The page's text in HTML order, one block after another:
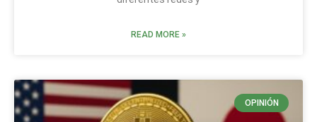
READ MORE »
OPINIÓN